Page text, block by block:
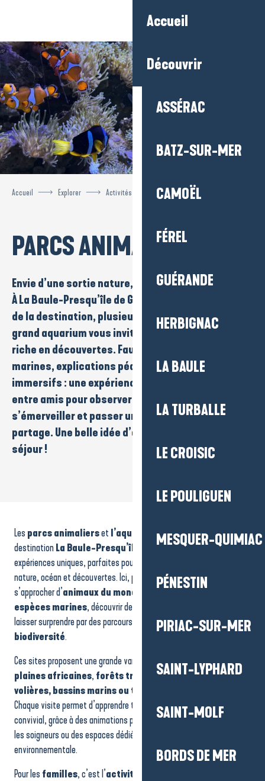
principal
Accueil
Découvrir
ASSÉRAC
BATZ-SUR-MER
CAMOËL
FÉREL
GUÉRANDE
HERBIGNAC
LA BAULE
LA TURBALLE
LE CROISIC
LE POULIGUEN
MESQUER-QUIMIAC
PÉNESTIN
PIRIAC-SUR-MER
SAINT-LYPHARD
SAINT-MOLF
BORDS DE MER
Accueil Explorer Activités et loisirs Parcs animaliers
PARCS ANIMALIERS
Envie d’une sortie nature, ludique et dépaysante ?
À La Baule-Presqu’île de Guérande ou à proximité
de la destination, plusieurs
parcs animaliers
grand aquariumvous invitent à vivre une journée
riche en découvertes. Faune sauvage
marines, explications pédagogiqueset parcours
immersifs : une expérience idéale
entre amis pour observer les animaux, apprendre,
s’émerveiller et passer un vrai moment de
partage. Une belle idée d’activité lors de votre
séjour !
Planète Sauvage
Parc Zoologique de La Boissière du Doré
Parc animalier & botanique de Branféré
Les parcs animalierset l’aquarium situés autour de la
destinationLa Baule-Presqu’île de Guérandeoffrent des
expériences uniques, parfaites pour compléter un séjour entre
nature, océan et découvertes. Ici, petits et grands peuvent
s’approcher d’animaux du monde entier, observer les
espèces marines, découvrir des environnements préservés ou se
laisser surprendre par des parcours immersifs qui sensibilisent à la
biodiversité.
Ces sites proposent une grande variété d’espaces thématiques :
plaines africaines, forêts tropicales,zones sauvages,
volières, bassins marins ou tunnels d’observation
Chaque visite permet d’apprendre tout en profitant d’un moment
convivial, grâce à des animations pédagogiques, des rencontres avec
les soigneurs ou des espaces dédiés à la sensibilisation
environnementale.
Pour les familles, c’est l’activité idéale